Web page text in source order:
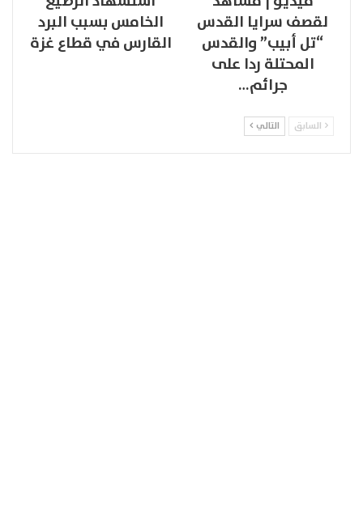
لقصف سرايا القدس
“تل أبيب” والقدس
المحتلة ردا على
جرائم…
الخامس بسبب البرد
القارس في قطاع غزة
السابق التالي